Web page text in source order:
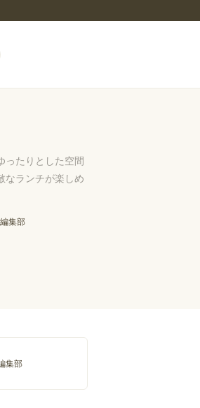
ったりとした空間
なランチが楽しめ
集部
集部